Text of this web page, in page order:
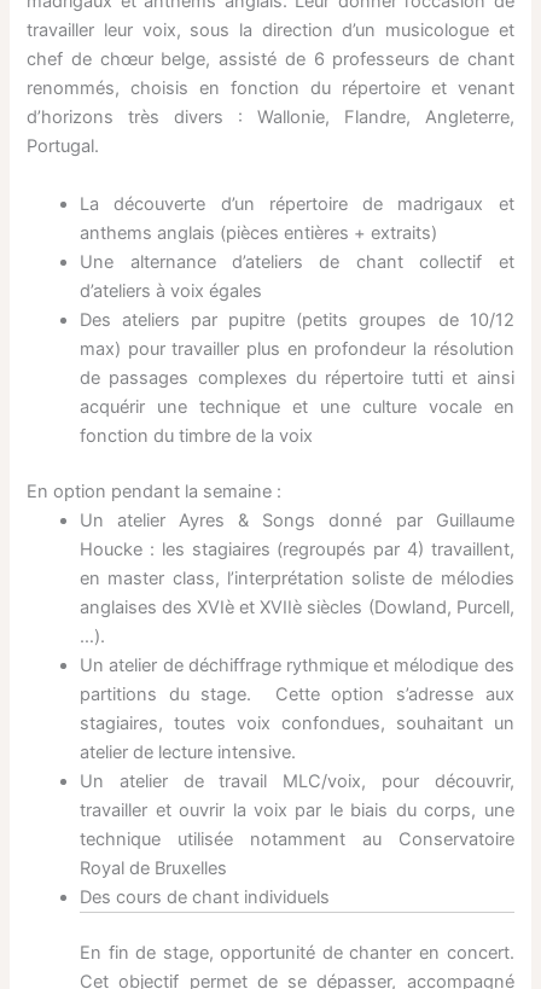
travailler leur voix, sous la direction d’un musicologue et
chef de chœur belge, assisté de 6 professeurs de chant
renommés, choisis en fonction du répertoire et venant
d’horizons très divers : Wallonie, Flandre, Angleterre,
Portugal.
La découverte d’un répertoire de madrigaux et
anthems anglais (pièces entières + extraits)
Une alternance d’ateliers de chant collectif et
d’ateliers à voix égales
Des ateliers par pupitre (petits groupes de 10/12
max) pour travailler plus en profondeur la résolution
de passages complexes du répertoire tutti et ainsi
acquérir une technique et une culture vocale en
fonction du timbre de la voix
En option pendant la semaine :
Un atelier Ayres & Songs donné par Guillaume
Houcke : les stagiaires (regroupés par 4) travaillent,
en master class, l’interprétation soliste de mélodies
anglaises des XVIè et XVIIè siècles (Dowland, Purcell,
…).
Un atelier de déchiffrage rythmique et mélodique des
partitions du stage. Cette option s’adresse aux
stagiaires, toutes voix confondues, souhaitant un
atelier de lecture intensive.
Un atelier de travail MLC/voix, pour découvrir,
travailler et ouvrir la voix par le biais du corps, une
technique utilisée notamment au Conservatoire
Royal de Bruxelles
Des cours de chant individuels
En fin de stage, opportunité de chanter en concert.
Cet objectif permet de se dépasser, accompagné